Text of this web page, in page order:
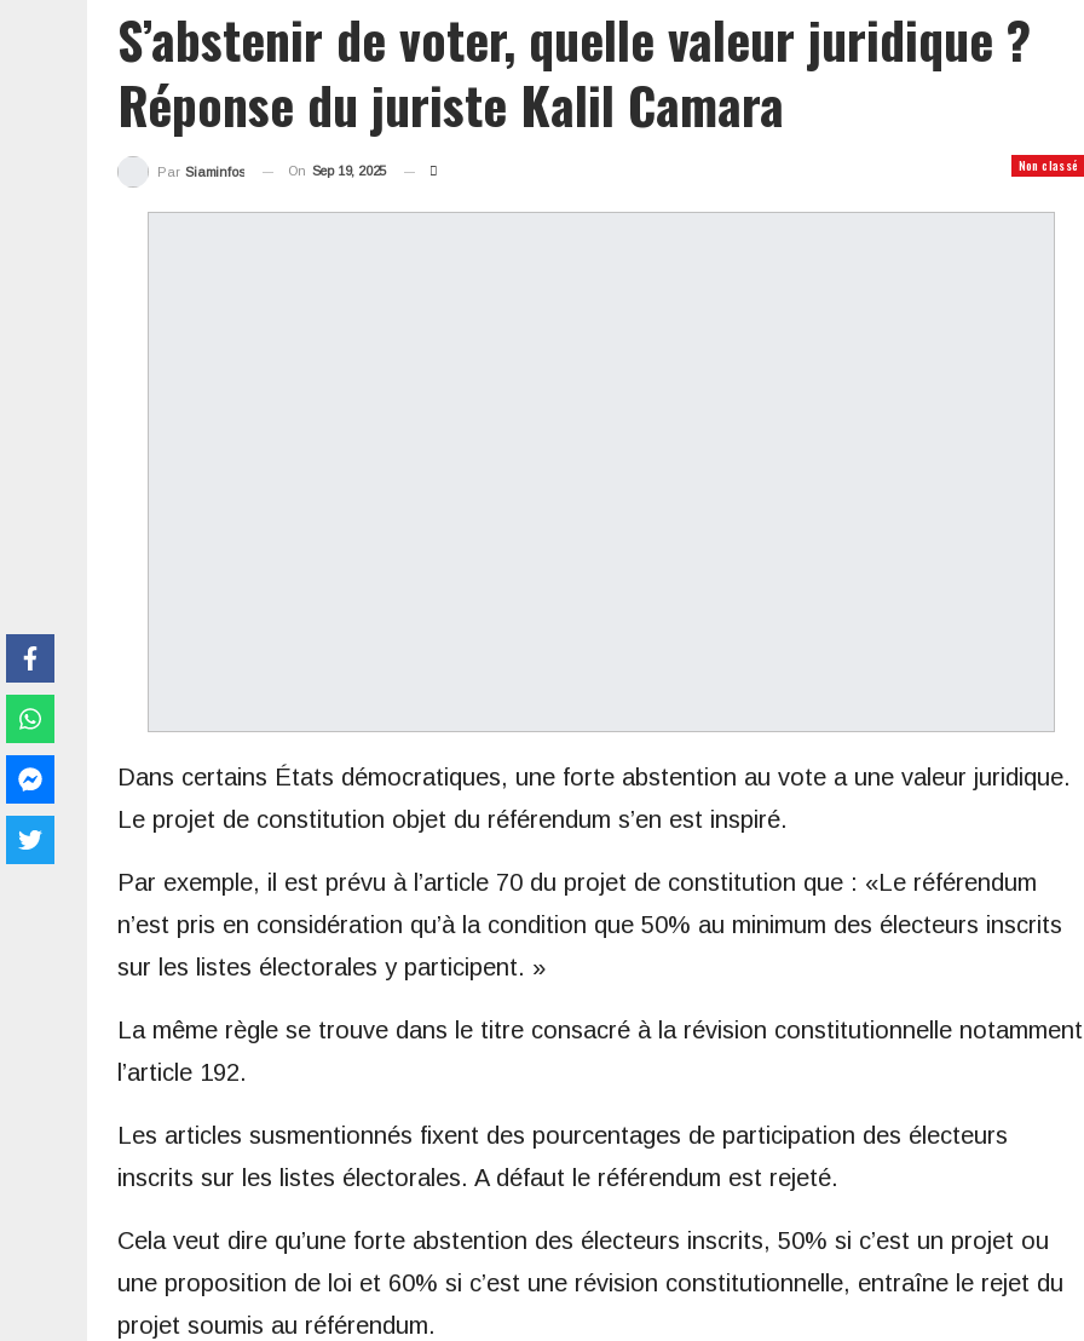
S’abstenir de voter, quelle valeur juridique ?
Réponse du juriste Kalil Camara
Non classé
Par Siaminfos On Sep 19, 2025
Dans certains États démocratiques, une forte abstention au vote a une valeur juridique.
Le projet de constitution objet du référendum s’en est inspiré.
Par exemple, il est prévu à l’article 70 du projet de constitution que : «Le référendum
n’est pris en considération qu’à la condition que 50% au minimum des électeurs inscrits
sur les listes électorales y participent. »
La même règle se trouve dans le titre consacré à la révision constitutionnelle notamment
l’article 192.
Les articles susmentionnés fixent des pourcentages de participation des électeurs
inscrits sur les listes électorales. A défaut le référendum est rejeté.
Cela veut dire qu’une forte abstention des électeurs inscrits, 50% si c’est un projet ou
une proposition de loi et 60% si c’est une révision constitutionnelle, entraîne le rejet du
projet soumis au référendum.